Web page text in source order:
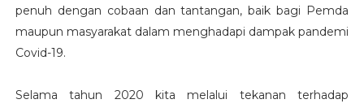
penuh dengan cobaan dan tantangan, baik bagi Pemda
maupun masyarakat dalam menghadapi dampak pandemi
Covid-19.
Selama tahun 2020 kita melalui tekanan terhadap